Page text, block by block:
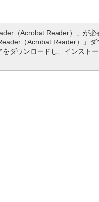
（Acrobat Reader）」が必
（Acrobat Reader）」ダ
ダウンロードし、インスト